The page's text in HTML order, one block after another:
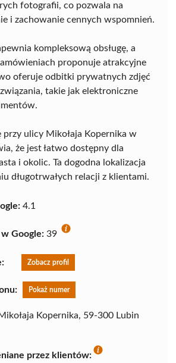
fotografii, co pozwala na
i zachowanie cennych wspomnień.
kompleksową obsługę, a
proponuje atrakcyjne
oferuje odbitki prywatnych zdjęć
takie jak elektroniczne
przy ulicy Mikołaja Kopernika w
że jest łatwo dostępny dla
i okolic. Ta dogodna lokalizacja
długotrwałych relacji z klientami.
4.1
Google: 39
Zobacz profil
Pokaż numer
Kopernika, 59-300 Lubin
przez klientów: